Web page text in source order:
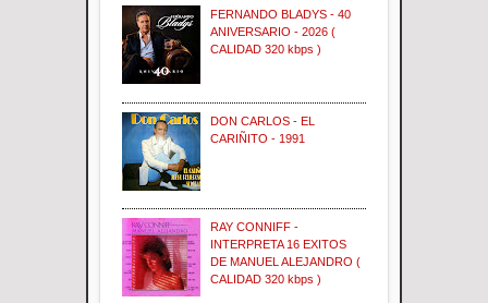
FERNANDO BLADYS - 40
ANIVERSARIO - 2026 (
CALIDAD 320 kbps )
DON CARLOS - EL
CARIÑITO - 1991
RAY CONNIFF -
INTERPRETA 16 EXITOS
DE MANUEL ALEJANDRO (
CALIDAD 320 kbps )